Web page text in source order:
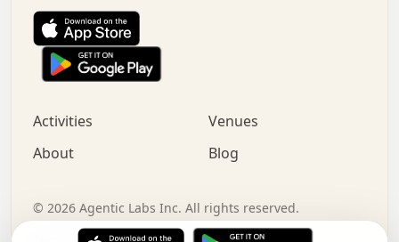
.   .   .   .   .   .   .   +   .   .   x   .   .
.   .   .   .   .   :   +   .   .   .   .   .   o
.   .   .   .   .   .   .   .   .   .   .   .   .
.   .   :   o   .   .   .   .   .   .   .   +   .
.   o   .   .   .   .   x   .   .   .   .   .   .
+   .   o   .   .   .   .   o   .   .   .   .
.   +   .   .   .   .   .   .   .   .   :   .   x
.   .   .   .   .   .   .   .   .   .   .   .   .   .
Activities
Venues
About
Blog
© 2026 Agentic Labs Inc. All rights reserved.